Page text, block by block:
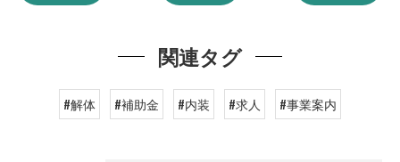
関連タグ
#解体 #補助金 #内装 #求人 #事業案内